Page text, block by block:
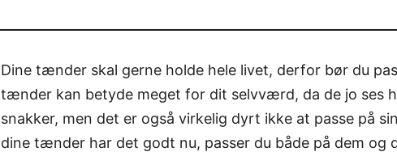
Dine tænder skal gerne holde hele livet, derfor bør du
tænder kan betyde meget for dit selvværd, da de jo ses
snakker, men det er også virkelig dyrt ikke at passe på
dine tænder har det godt nu, passer du både på dem og